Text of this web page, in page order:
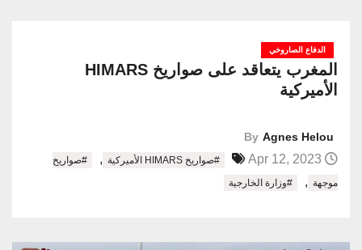
الدفاع الصاروخي
المغرب يتعاقد على صواريخ HIMARS
الأميركية
By Agnes Helou
#صواريخ HIMARS الأميركية ,
#صواريخ
موجهة , #وزارة الخارجية